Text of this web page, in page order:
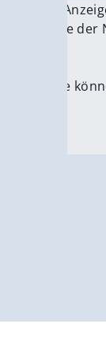
Für die
Wenn Sie
Sie